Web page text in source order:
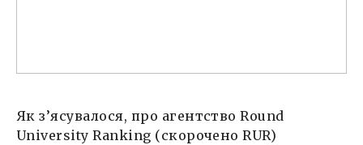
Як з’ясувалося, про агентство Round
University Ranking (скорочено RUR)